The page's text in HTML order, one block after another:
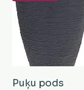
Puķu pods